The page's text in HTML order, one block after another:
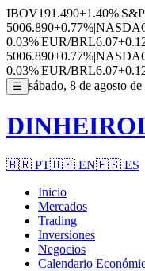
IBOV191.490+1.40%|S&P
5006.890+0.77%|
0.03%|EUR/BRL6.07
5006.890+0.77%|
0.03%|EUR/BRL6.07
☰ sábado, 8 de agosto
🇧🇷 PT🇺🇸 EN🇪🇸 ES
Inicio
Mercados
Trading
Inversiones
Negocios
Calendario